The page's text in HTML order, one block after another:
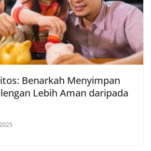
Benarkah Menyimpan
Lebih Aman daripada